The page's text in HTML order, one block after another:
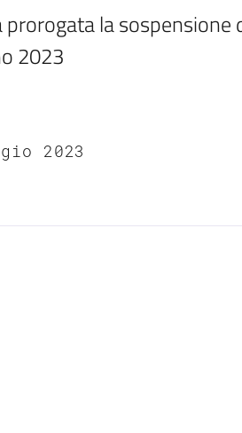
prorogata la
2023
2023